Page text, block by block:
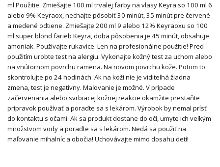
ml Použitie: Zmiešajte 100 ml trvalej farby na vlasy Keyra so 100 ml 6
alebo 9% Keyraox, nechajte pôsobiť 30 minút, 35 minút pre červené
a medené odtiene. Zmiešajte 200 ml 9 alebo 12% Keyraoxu so 100
ml super blond farieb Keyra, doba pôsobenia je 45 minút, obsahuje
amoniak. Používajte rukavice. Len na profesionálne použitie! Pred
použitím urobte test na alergiu. Vykonajte kožný test za uchom alebo
na vnútornom povrchu ramena. Na novom povrchu kože. Potom to
skontrolujte po 24 hodinách. Ak na koži nie je viditeľná žiadna
zmena, test je negatívny. Maľovanie je možné. V prípade
začervenania alebo svrbiacej kožnej reakcie okamžite prestaňte
prípravok používať a poraďte sa s lekárom. Výrobok by nemal prísť
do kontaktu s očami. Ak sa produkt dostane do očí, umyte ich veľkým
množstvom vody a poraďte sa s lekárom. Nedá sa použiť na
maľovanie mihalníc a obočia! Uchovávajte mimo dosahu detí!